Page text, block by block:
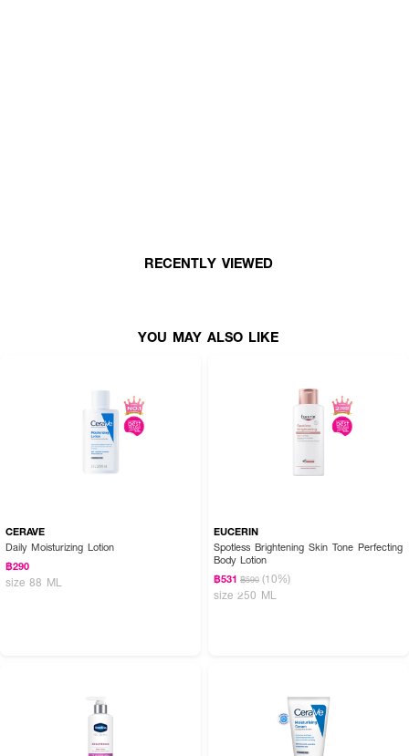
RECENTLY VIEWED
YOU MAY ALSO LIKE
CERAVE
Daily Moisturizing Lotion
฿290
size 88 ML
EUCERIN
Spotless Brightening Skin Tone Perfecting
Body Lotion
฿531 ฿590 (10%)
size 250 ML